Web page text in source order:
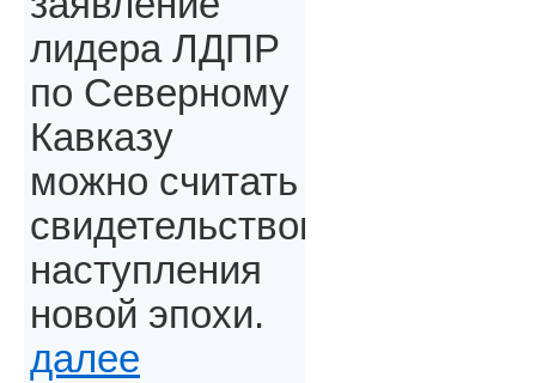
лидера ЛДПР
по Северному
Кавказу
можно считать
свидетельством
наступления
новой эпохи.
далее